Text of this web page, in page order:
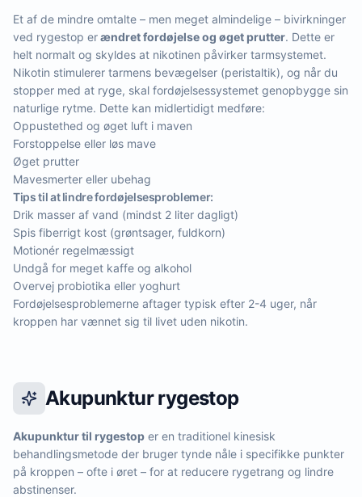
Et af de mindre omtalte – men meget almindelige – bivirkninger
ved rygestop erændret fordøjelse og øget prutter. Dette er
helt normalt og skyldes at nikotinen påvirker tarmsystemet.
Nikotin stimulerer tarmens bevægelser (peristaltik), og når du
stopper med at ryge, skal fordøjelsessystemet genopbygge sin
naturlige rytme. Dette kan midlertidigt medføre:
Oppustethed og øget luft i maven
Forstoppelse eller løs mave
Øget prutter
Mavesmerter eller ubehag
Tips til at lindre fordøjelsesproblemer:
Drik masser af vand (mindst 2 liter dagligt)
Spis fiberrigt kost (grøntsager, fuldkorn)
Motionér regelmæssigt
Undgå for meget kaffe og alkohol
Overvej probiotika eller yoghurt
Fordøjelsesproblemerne aftager typisk efter 2-4 uger, når
kroppen har vænnet sig til livet uden nikotin.
Akupunktur rygestop
Akupunktur til rygestop er en traditionel kinesisk
behandlingsmetode der bruger tynde nåle i specifikke punkter
på kroppen – ofte i øret – for at reducere rygetrang og lindre
abstinenser.